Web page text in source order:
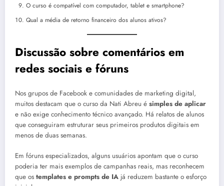
O curso é compatível com computador, tablet e smartphone?
Qual a média de retorno financeiro dos alunos ativos?
Discussão sobre comentários em
redes sociais e fóruns
Nos grupos de Facebook e comunidades de marketing digital,
muitos destacam que o curso da Nati Abreu é simples de aplicar
e não exige conhecimento técnico avançado. Há relatos de alunos
que conseguiram estruturar seus primeiros produtos digitais em
menos de duas semanas.
Em fóruns especializados, alguns usuários apontam que o curso
poderia ter mais exemplos de campanhas reais, mas reconhecem
que os templates e prompts de IA já reduzem bastante o esforço